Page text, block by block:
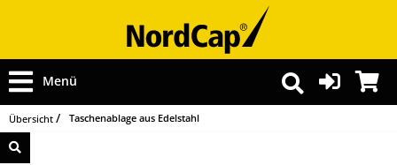
Menü
Übersicht Taschenablage aus Edelstahl